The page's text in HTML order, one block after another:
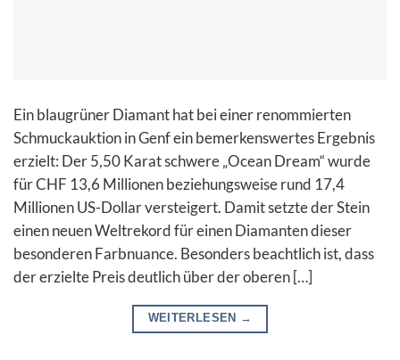
Ein blaugrüner Diamant hat bei einer renommierten
Schmuckauktion in Genf ein bemerkenswertes Ergebnis
erzielt: Der 5,50 Karat schwere „Ocean Dream“ wurde
für CHF 13,6 Millionen beziehungsweise rund 17,4
Millionen US-Dollar versteigert. Damit setzte der Stein
einen neuen Weltrekord für einen Diamanten dieser
besonderen Farbnuance. Besonders beachtlich ist, dass
der erzielte Preis deutlich über der oberen […]
WEITERLESEN →